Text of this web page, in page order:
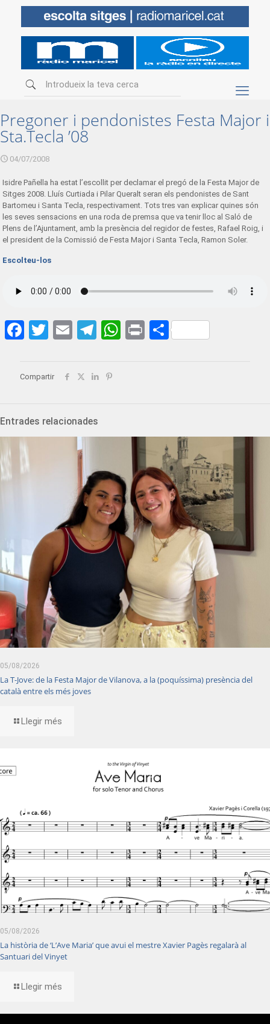
Pregoner i pendonistes Festa Major i
Sta.Tecla ’08
04/07/2008
Isidre Pañella ha estat l’escollit per declamar el pregó de la Festa Major de
Sitges 2008. Lluís Curtiada i Pilar Queralt seran els pendonistes de Sant
Bartomeu i Santa Tecla, respectivament. Tots tres van explicar quines són
les seves sensacions en una roda de premsa que va tenir lloc al Saló de
Plens de l’Ajuntament, amb la presència del regidor de festes, Rafael Roig, i
el president de la Comissió de Festa Major i Santa Tecla, Ramon Soler.
Escolteu-los
Facebook
Twitter
EmailTelegram
WhatsApp
PrintShare
Compartir
Entrades relacionades
05/08/2026
La T-Jove: de la Festa Major de Vilanova, a la (poquíssima) presència del
català entre els més joves
Llegir més
05/08/2026
La història de ‘L’Ave Maria’ que avui el mestre Xavier Pagès regalarà al
Santuari del Vinyet
Llegir més